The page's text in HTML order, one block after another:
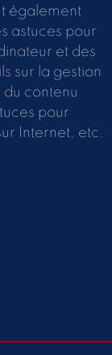
également
astuces pour
et des
sur la gestion
du contenu
pour
Internet, etc.